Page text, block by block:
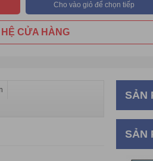
Cho vào giỏ để chọn tiếp
HỆ CỬA HÀNG
SẢN
SẢN